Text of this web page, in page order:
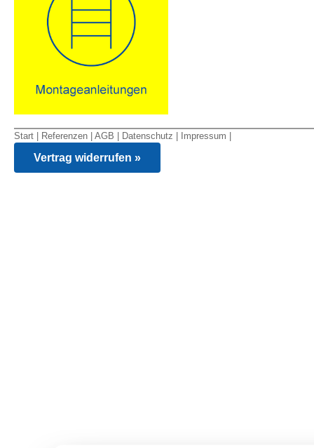
Start Referenzen AGB Datenschutz Impressum
Vertrag widerrufen »